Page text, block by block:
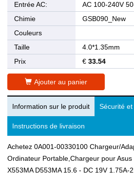
Entrée AC:
AC 100-240V
Chimie
GSB090_New
Couleurs
Taille
4.0*1.35mm
Prix
€ 33.54
Ajouter au panier
Information sur le produit Sécurité
Instructions de livraison
Achetez 0A001-00330100 Chargeur/
Ordinateur Portable,Chargeur pour
X553MA D553MA 15.6 - DC 19V 1.75A-